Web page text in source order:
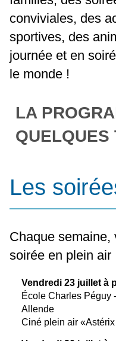
conviviales, des
sportives, des
journée et en
le monde !
LA
QUELQUES
Les
Chaque semaine,
soirée en plein air
Vendredi 23 juillet à
École Charles Péguy
Allende
Ciné plein air